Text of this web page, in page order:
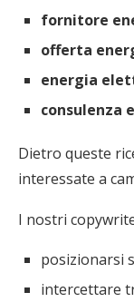
fornitore
offerta
energia
consulenza
Dietro queste
interessate a
I nostri
posizionarsi
intercettare